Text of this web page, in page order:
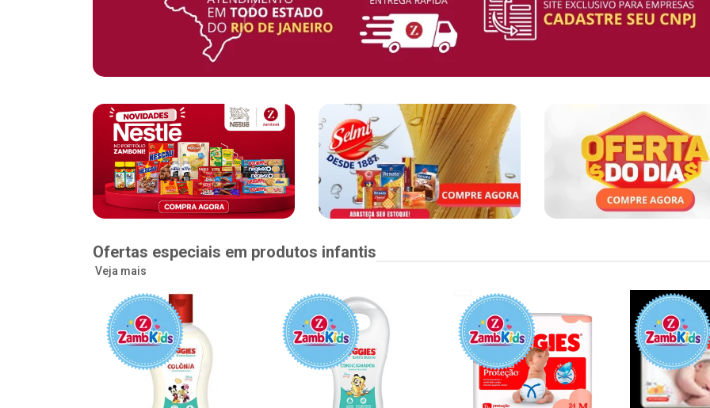
Ofertas especiais em produtos infantis
Veja mais